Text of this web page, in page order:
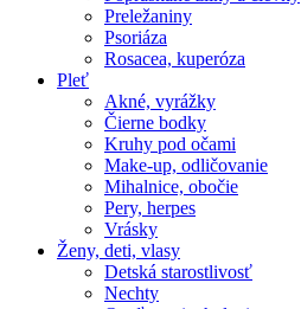
Preležaniny
Psoriáza
Rosacea, kuperóza
Pleť
Akné, vyrážky
Čierne bodky
Kruhy pod očami
Make-up, odličovanie
Mihalnice, obočie
Pery, herpes
Vrásky
Ženy, deti, vlasy
Detská starostlivosť
Nechty